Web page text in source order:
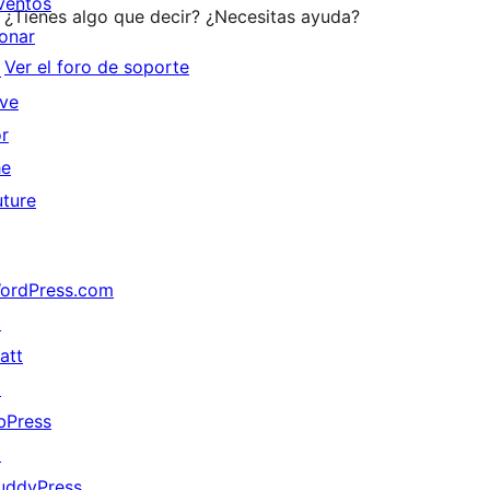
¿Tienes algo que decir? ¿Necesitas ayuda?
Ver el foro de soporte